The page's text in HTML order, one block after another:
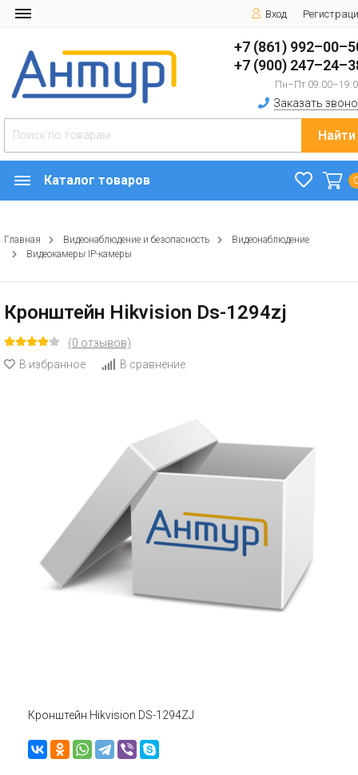
Вход
+7 (861)
+7 (900)
Пн–Пт
Заказать
Найти
Каталог товаров
Главная Видеонаблюдение и безопасность
Видеонаблюдение
Видеокамеры IP-камеры
Кронштейн Hikvision Ds-1294zj
(0 отзывов)
В избранное
В сравнение
Кронштейн Hikvision DS-1294ZJ